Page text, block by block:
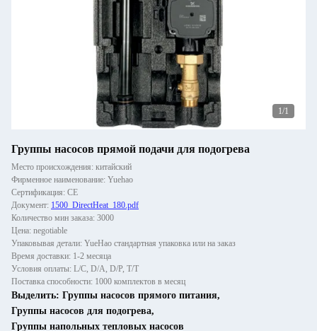
1/1
Группы насосов прямой подачи для подогрева
Место происхождения: китайский
Фирменное наименование: Yuehao
Сертификация: CE
Документ: 1500_DirectHeat_180.pdf
Количество мин заказа: 3000
Цена: negotiable
Упаковывая детали: YueHao стандартная упаковка или на заказ
Время доставки: 1-2 месяца
Условия оплаты: L/C, D/A, D/P, T/T
Поставка способности: 1000 комплектов в месяц
Выделить: Группы насосов прямого питания,
Группы насосов для подогрева,
Группы напольных тепловых насосов